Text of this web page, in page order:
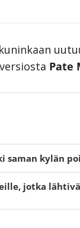
Pate
saman kylän
jotka